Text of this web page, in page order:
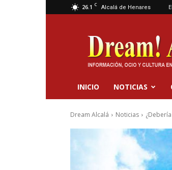
26.1 C Alcalá de Henares
Dream
Alcalá
INICIO NOTICIAS
Dream Alcalá Noticias